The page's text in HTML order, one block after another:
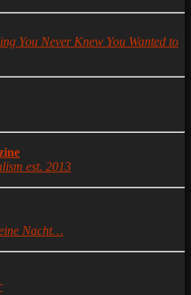
You Never Knew You Wanted to
est. 2013
Nacht…